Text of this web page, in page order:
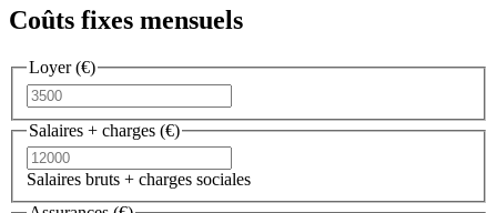
Coûts fixes mensuels
Loyer (€)
Salaires + charges (€)
Salaires bruts + charges sociales